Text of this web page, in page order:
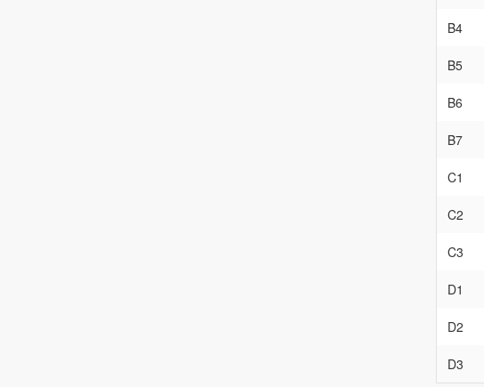
B4
B5
B6
B7
C1
C2
C3
D1
D2
D3